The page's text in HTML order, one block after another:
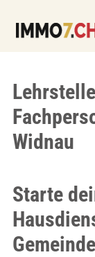
Widnau
Starte